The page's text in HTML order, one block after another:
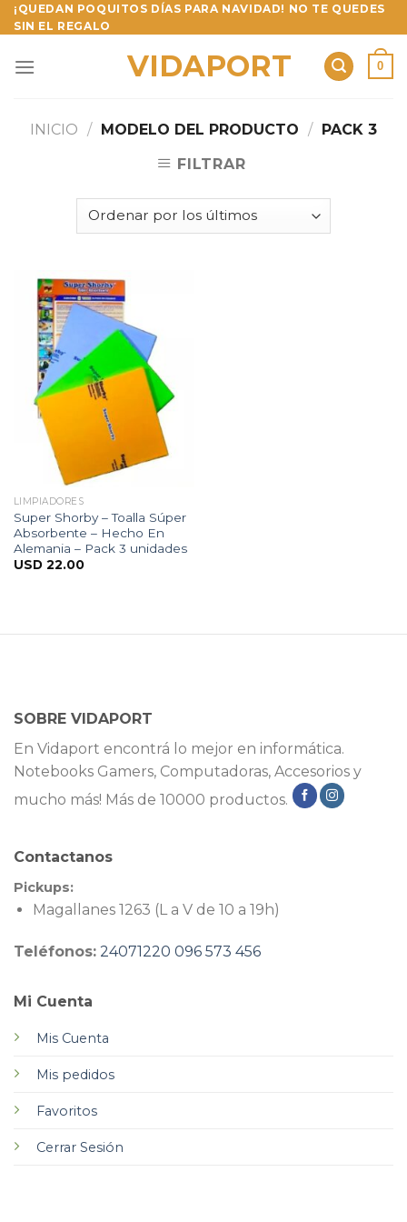
Skip
to
¡QUEDAN POQUITOS DÍAS PARA NAVIDAD! NO TE QUEDES
SIN EL REGALO
VIDAPORT 0
INICIO / MODELO DEL PRODUCTO / PACK 3
FILTRAR
LIMPIADORES
Super Shorby – Toalla Súper
Absorbente – Hecho En
Alemania – Pack 3 unidades
USD 22.00
SOBRE VIDAPORT
En Vidaport encontrá lo mejor en informática.
Notebooks Gamers, Computadoras, Accesorios y
mucho más! Más de 10000 productos.
Mi Cuenta
Mis Cuenta
Mis pedidos
Favoritos
Cerrar Sesión
Contactanos
Pickups:
Magallanes 1263 (L a V de 10 a 19h)
Teléfonos: 24071220 096 573 456